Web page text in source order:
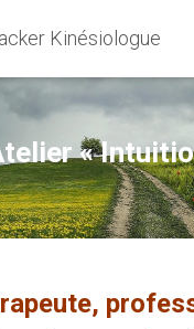
Kinésiologue
«